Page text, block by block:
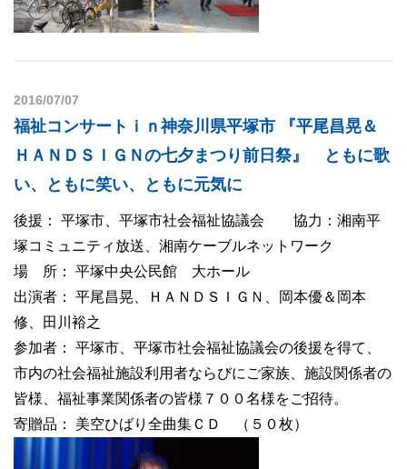
2016/07/07
福祉コンサートｉｎ神奈川県平塚市 『平尾昌晃＆
ＨＡＮＤＳＩＧＮの七夕まつり前日祭』 ともに歌
い、ともに笑い、ともに元気に
後援： 平塚市、平塚市社会福祉協議会 協力：湘南平
塚コミュニティ放送、湘南ケーブルネットワーク
場 所： 平塚中央公民館 大ホール
出演者： 平尾昌晃、ＨＡＮＤＳＩＧＮ、岡本優＆岡本
修、田川裕之
参加者： 平塚市、平塚市社会福祉協議会の後援を得て、
市内の社会福祉施設利用者ならびにご家族、施設関係者の
皆様、福祉事業関係者の皆様７００名様をご招待。
寄贈品： 美空ひばり全曲集ＣＤ （５０枚）